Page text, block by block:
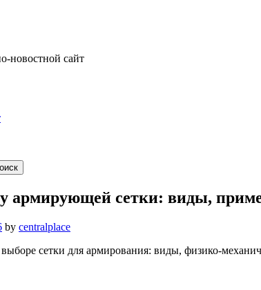
новостной сайт
армирующей сетки: виды,
by centralplace
сетки для армирования: виды, физико-